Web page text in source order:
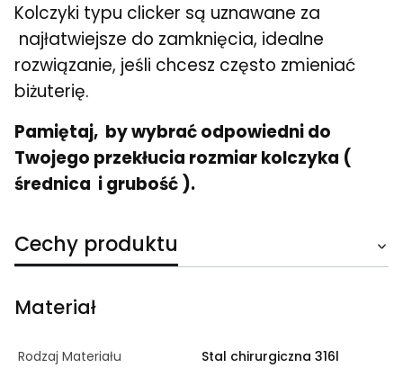
Kolczyki typu clicker są uznawane za
najłatwiejsze do zamknięcia, idealne
rozwiązanie, jeśli chcesz często zmieniać
biżuterię.
Pamiętaj, by wybrać odpowiedni do
Twojego przekłucia rozmiar kolczyka (
średnica i grubość ).
Cechy produktu
Materiał
Rodzaj Materiału Stal chirurgiczna 316l